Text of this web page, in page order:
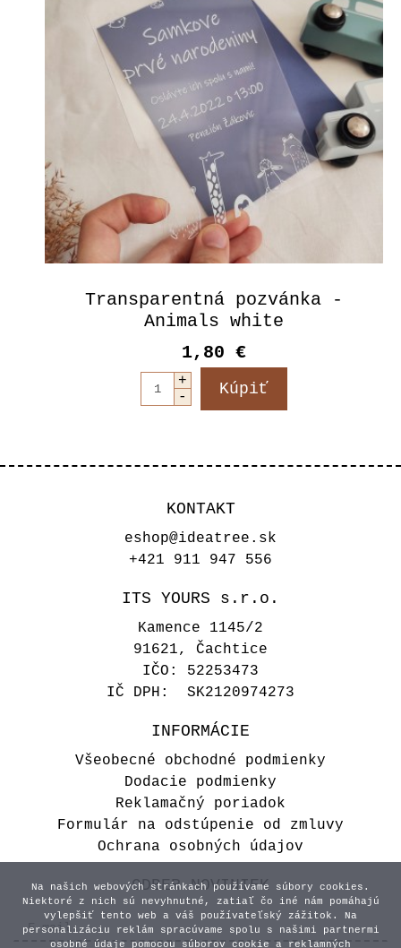
Transparentná pozvánka -
Animals white
1,80 €
KONTAKT
eshop@ideatree.sk
+421 911 947 556
ITS YOURS s.r.o.
Kamence 1145/2
91621, Čachtice
IČO: 52253473
IČ DPH: SK2120974273
INFORMÁCIE
Všeobecné obchodné podmienky
Dodacie podmienky
Reklamačný poriadok
Formulár na odstúpenie od zmluvy
Ochrana osobných údajov
ODBER NOVINIEK
Na našich webových stránkach používame súbory cookies.
Niektoré z nich sú nevyhnutné, zatiaľ čo iné nám pomáhajú
vylepšiť tento web a váš používateľský zážitok. Na
personalizáciu reklám spracúvame spolu s našimi partnermi
osobné údaje pomocou súborov cookie a reklamných